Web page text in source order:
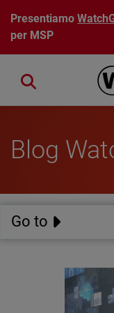
Salta al contenuto
Presentiamo
per MSP
Close search
Blog
Go to